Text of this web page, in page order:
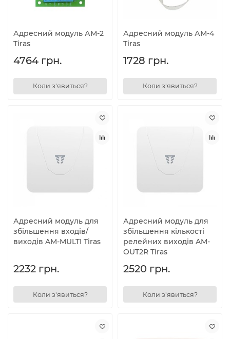
Адресний модуль АМ-2
Tiras
4764 грн.
Коли з'явиться?
Адресний модуль АМ-4
Tiras
1728 грн.
Коли з'явиться?
Адресний модуль для
збільшення входів/
виходів AM-MULTI Tiras
2232 грн.
Коли з'явиться?
Адресний модуль для
збільшення кількості
релейних виходів AM-
OUT2R Tiras
2520 грн.
Коли з'явиться?